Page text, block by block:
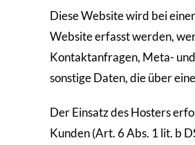
Diese Website wird bei
Website erfasst werden,
Kontaktanfragen, Meta-
sonstige Daten, die über
Der Einsatz des Hosters
Kunden (Art. 6 Abs. 1 lit. b